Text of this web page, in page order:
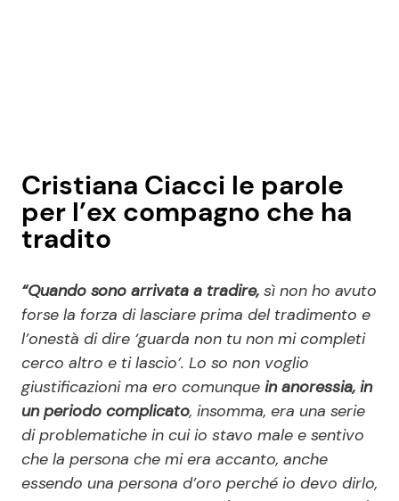
Cristiana Ciacci le parole
per l’ex compagno che ha
tradito
“Quando sono arrivata a tradire, sì non ho avuto
forse la forza di lasciare prima del tradimento e
l’onestà di dire ‘guarda non tu non mi completi
cerco altro e ti lascio’. Lo so non voglio
giustificazioni ma ero comunque in anoressia, in
un periodo complicato, insomma, era una serie
di problematiche in cui io stavo male e sentivo
che la persona che mi era accanto, anche
essendo una persona d’oro perché io devo dirlo,